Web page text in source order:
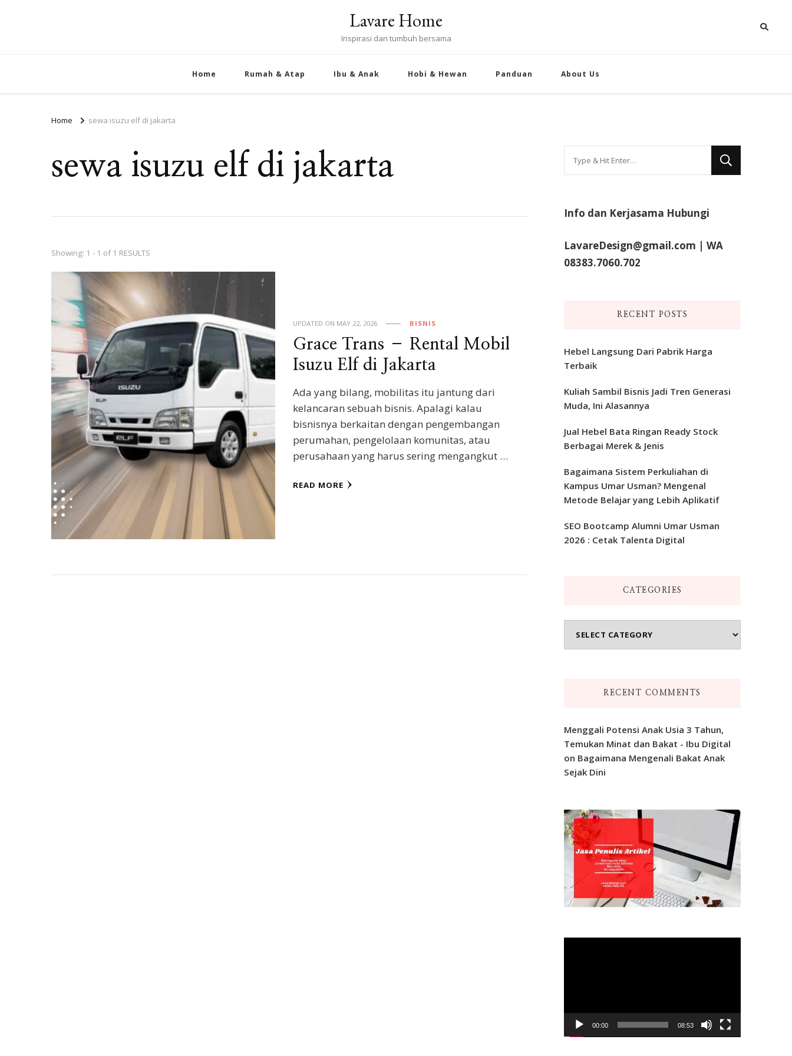
Lavare Home
Inspirasi dan tumbuh bersama
Home Rumah & Atap Ibu & Anak Hobi & Hewan Panduan About Us
Home sewa isuzu elf di jakarta
sewa isuzu elf di jakarta
Showing: 1 - 1 of 1 RESULTS
UPDATED ON MAY 22, 2026 BISNIS
Grace Trans – Rental Mobil
Isuzu Elf di Jakarta
Ada yang bilang, mobilitas itu jantung dari
kelancaran sebuah bisnis. Apalagi kalau
bisnisnya berkaitan dengan pengembangan
perumahan, pengelolaan komunitas, atau
perusahaan yang harus sering mengangkut …
READ MORE
Info dan Kerjasama Hubungi
LavareDesign@gmail.com | WA
08383.7060.702
RECENT POSTS
Hebel Langsung Dari Pabrik Harga
Terbaik
Kuliah Sambil Bisnis Jadi Tren Generasi
Muda, Ini Alasannya
Jual Hebel Bata Ringan Ready Stock
Berbagai Merek & Jenis
Bagaimana Sistem Perkuliahan di
Kampus Umar Usman? Mengenal
Metode Belajar yang Lebih Aplikatif
SEO Bootcamp Alumni Umar Usman
2026 : Cetak Talenta Digital
CATEGORIES
RECENT COMMENTS
Menggali Potensi Anak Usia 3 Tahun,
Temukan Minat dan Bakat - Ibu Digital
on Bagaimana Mengenali Bakat Anak
Sejak Dini
00:00 08:53